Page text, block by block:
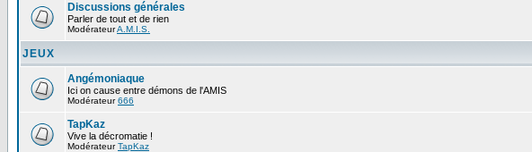
Discussions générales
Parler de tout et de rien
ModérateurA.M.I.S.
JEUX
Angémoniaque
Ici on cause entre démons de l'AMIS
Modérateur666
TapKaz
Vive la décromatie !
ModérateurTapKaz